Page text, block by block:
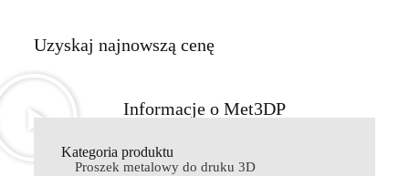
Uzyskaj najnowszą cenę
Informacje o Met3DP
Kategoria produktu
Proszek metalowy do druku 3D